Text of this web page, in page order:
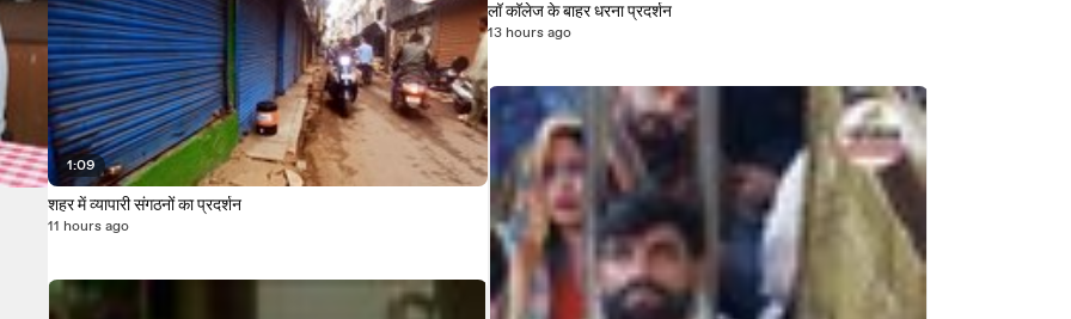
1:09
शहर में व्यापारी संगठनों का प्रदर्शन
11 hours ago
लॉ कॉलेज के बाहर धरना प्रदर्शन
13 hours ago